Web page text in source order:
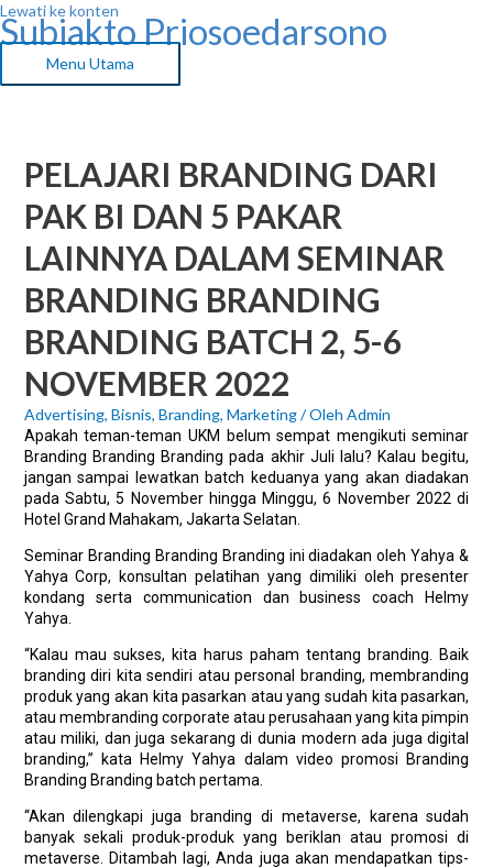
Lewati ke konten
Subiakto Priosoedarsono
Menu Utama
PELAJARI BRANDING DARI
PAK BI DAN 5 PAKAR
LAINNYA DALAM SEMINAR
BRANDING BRANDING
BRANDING BATCH 2, 5-6
NOVEMBER 2022
Advertising, Bisnis, Branding, Marketing/ Oleh Admin
Apakah teman-teman UKM belum sempat mengikuti seminar
Branding Branding Branding pada akhir Juli lalu? Kalau begitu,
jangan sampai lewatkan batch keduanya yang akan diadakan
pada Sabtu, 5 November hingga Minggu, 6 November 2022 di
Hotel Grand Mahakam, Jakarta Selatan.
Seminar Branding Branding Branding ini diadakan oleh Yahya &
Yahya Corp, konsultan pelatihan yang dimiliki oleh presenter
kondang serta communication dan business coach Helmy
Yahya.
“Kalau mau sukses, kita harus paham tentang branding. Baik
branding diri kita sendiri atau personal branding, membranding
produk yang akan kita pasarkan atau yang sudah kita pasarkan,
atau membranding corporate atau perusahaan yang kita pimpin
atau miliki, dan juga sekarang di dunia modern ada juga digital
branding,” kata Helmy Yahya dalam video promosi Branding
Branding Branding batch pertama.
“Akan dilengkapi juga branding di metaverse, karena sudah
banyak sekali produk-produk yang beriklan atau promosi di
metaverse. Ditambah lagi, Anda juga akan mendapatkan tips-